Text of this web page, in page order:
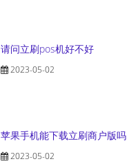
请问立刷pos机好不好
2023-05-02
苹果手机能下载立刷商户版吗
2023-05-02